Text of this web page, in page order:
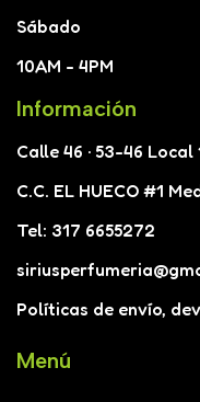
Sábado
10AM - 4PM
Información
Calle 46 · 53-46 Local
C.C. EL HUECO #1
Tel: 317 6655272
Políticas de envío,
Menú